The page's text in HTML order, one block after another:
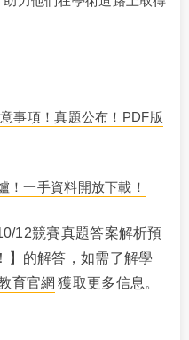
事項！真題公布！PDF版
！一手資料開放下載！
12競賽真題答案解析預
】的解答，如需了解學
育官網 獲取更多信息。